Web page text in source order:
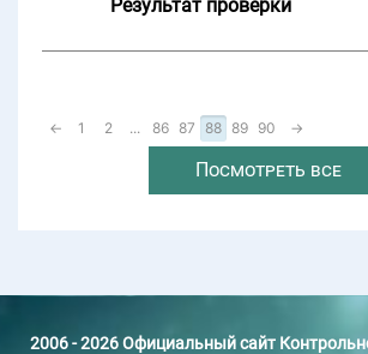
Результат проверки
← 1 2 ... 86 87 88 89 90 →
Посмотреть все
2006 - 2026 Официальный сайт